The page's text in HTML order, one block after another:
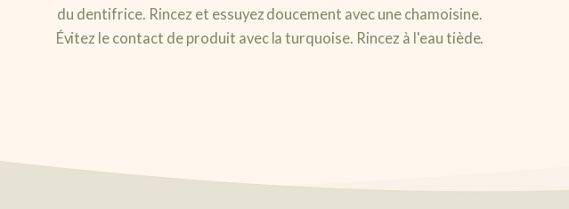
du dentifrice. Rincez et essuyez doucement avec une chamoisine.
Évitez le contact de produit avec la turquoise. Rincez à l'eau tiède.